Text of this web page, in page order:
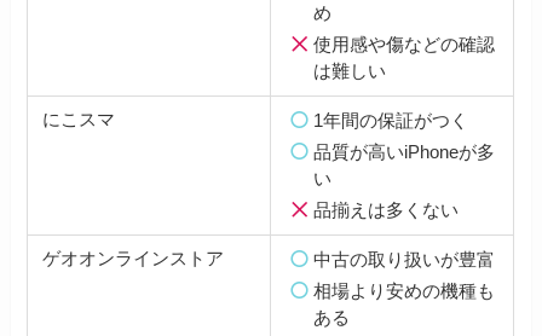
め
使用感や傷などの確認
は難しい
にこスマ
1年間の保証がつく
品質が高いiPhoneが多
い
品揃えは多くない
ゲオオンラインストア
中古の取り扱いが豊富
相場より安めの機種も
ある